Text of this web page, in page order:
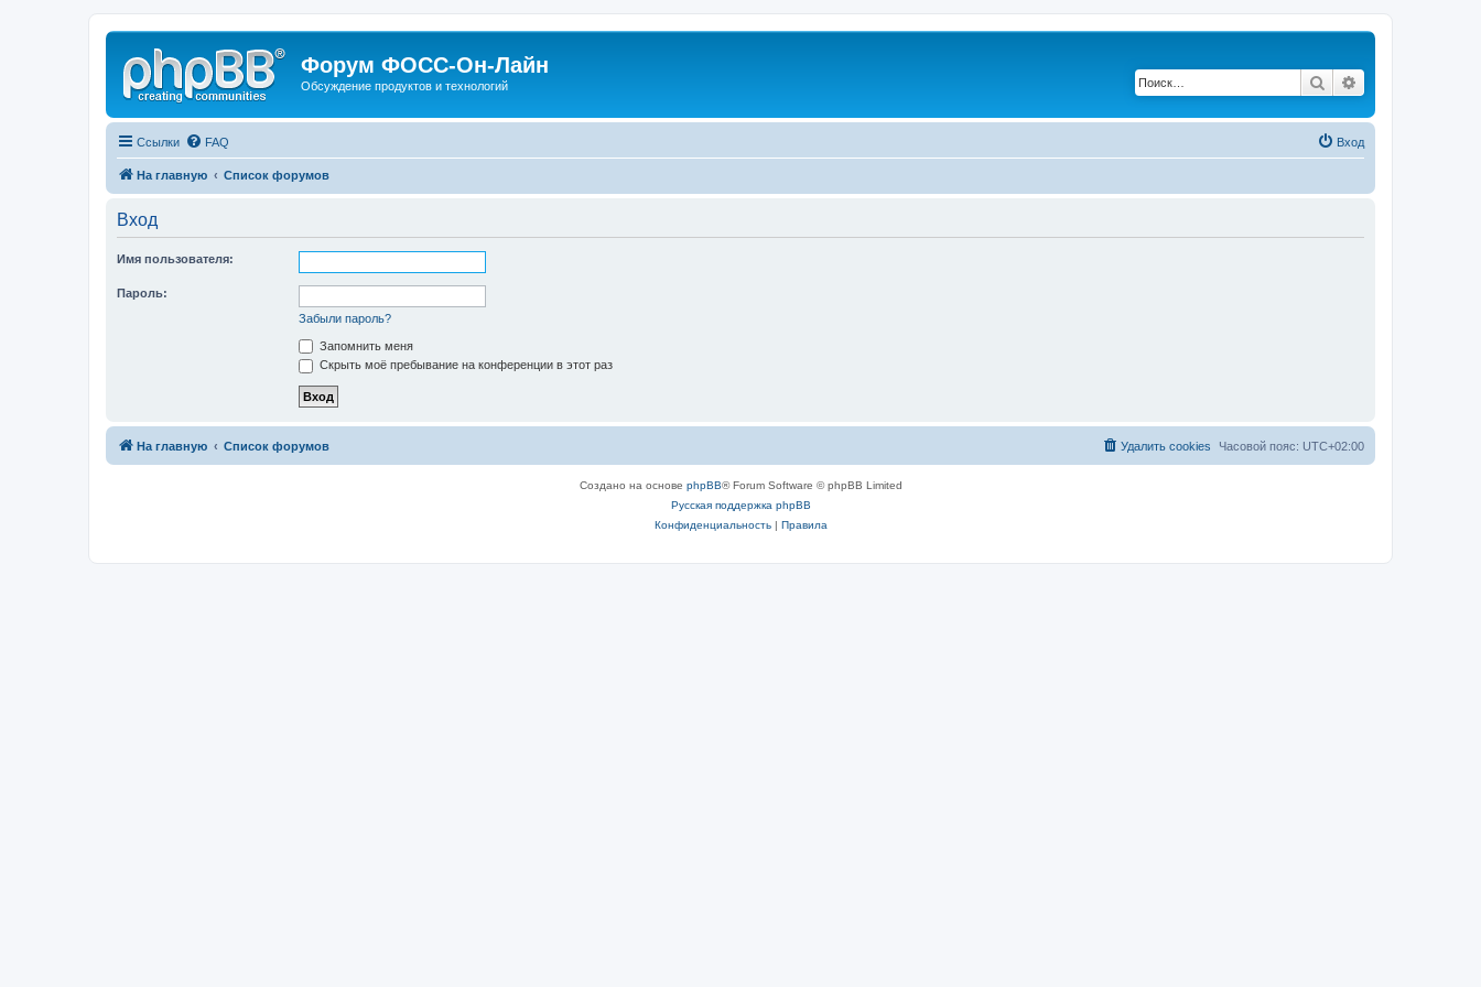
Форум ФОСС-Он-Лайн
Обсуждение продуктов и технологий Поиск
Ссылки FAQ Вход
На главную Список форумов
Вход
Имя пользователя:
Пароль:
Забыли пароль?
Запомнить меня
Скрыть моё пребывание на конференции в этот раз
На главную Список форумов Часовой пояс: UTC+02:00
Удалить cookies
Создано на основе phpBB® Forum Software © phpBB Limited
Русская поддержка phpBB
Конфиденциальность| Правила